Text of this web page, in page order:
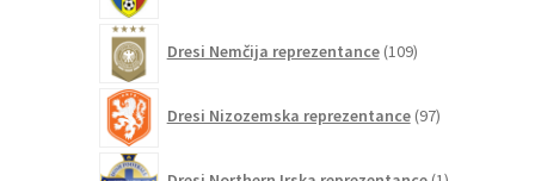
Dresi Nemčija reprezentance 109izdelkov
Dresi Nizozemska reprezentance 97izdelkov